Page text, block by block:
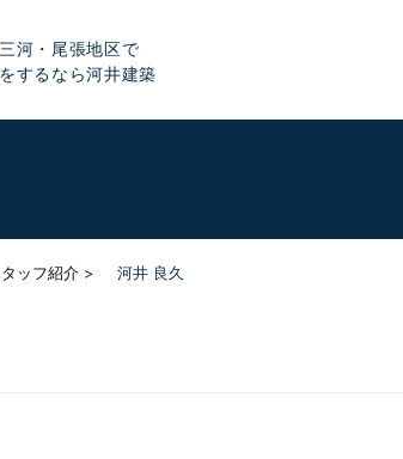
河・尾張地区で
するなら河井建築
ッフ紹介 河井 良久